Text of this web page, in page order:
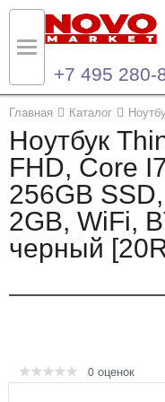
+7 495 280-
Главная Каталог
Ноутбук
FHD, Core
256GB
2GB, WiFi,
черный
0 оценок
Назад
Каталог продукции
Ноутбуки и ультрабуки
Компьютеры
Назад
Контакты
Контактная информация